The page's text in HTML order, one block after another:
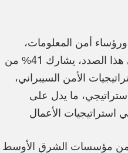
ورؤساء أمن المعلومات،
ومجالس الإدارات في المناقشات حول الأمن السيبراني. وفي هذا الصدد، يشارك 41% من
الأمن السيبراني،
ما يدل على
المتزايد حول الأمن السيبراني، يخطط 83% من مؤسسات الشرق الأوسط